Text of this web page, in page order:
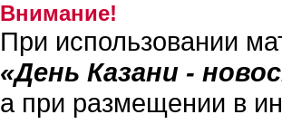
Внимание!
При использовании
«День Казани -
а при размещении в